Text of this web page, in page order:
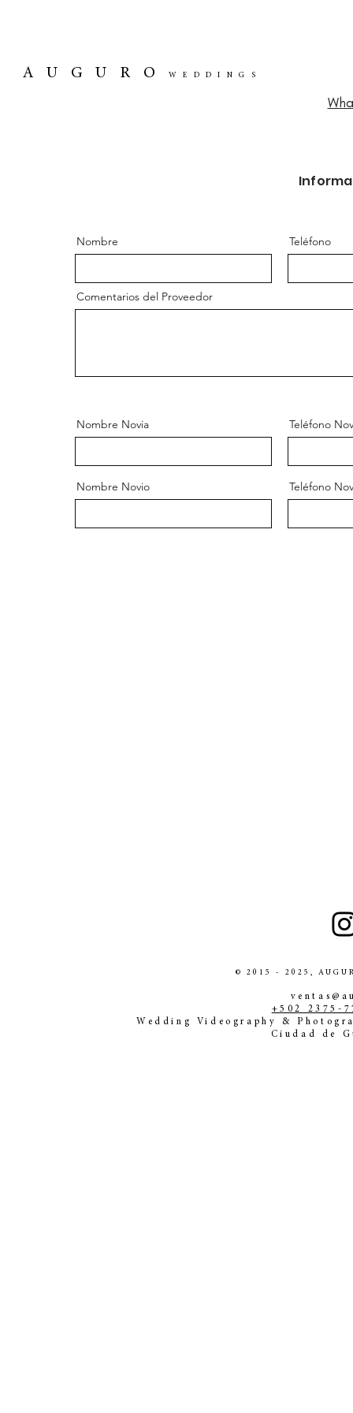
AUGURO WEDDINGS
Nombre Teléfono
Comentarios del Proveedor
Nombre Novia Teléfono
Nombre Novio Teléfono
© 2015 - 2025,
+502 2375-
Wedding Videography &
Ciudad de